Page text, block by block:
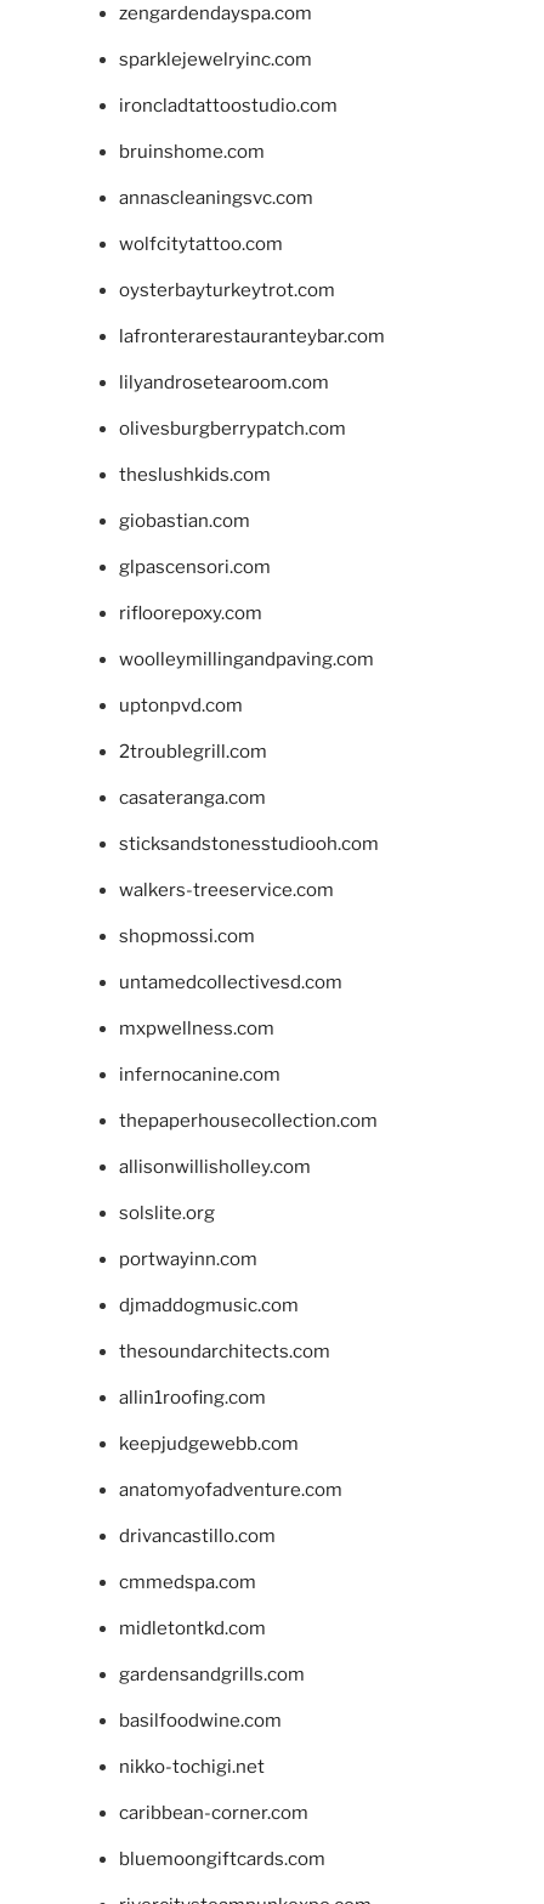
zengardendayspa.com
sparklejewelryinc.com
ironcladtattoostudio.com
bruinshome.com
annascleaningsvc.com
wolfcitytattoo.com
oysterbayturkeytrot.com
lafronterarestauranteybar.com
lilyandrosetearoom.com
olivesburgberrypatch.com
theslushkids.com
giobastian.com
glpascensori.com
rifloorepoxy.com
woolleymillingandpaving.com
uptonpvd.com
2troublegrill.com
casateranga.com
sticksandstonesstudiooh.com
walkers-treeservice.com
shopmossi.com
untamedcollectivesd.com
mxpwellness.com
infernocanine.com
thepaperhousecollection.com
allisonwillisholley.com
solslite.org
portwayinn.com
djmaddogmusic.com
thesoundarchitects.com
allin1roofing.com
keepjudgewebb.com
anatomyofadventure.com
drivancastillo.com
cmmedspa.com
midletontkd.com
gardensandgrills.com
basilfoodwine.com
nikko-tochigi.net
caribbean-corner.com
bluemoongiftcards.com